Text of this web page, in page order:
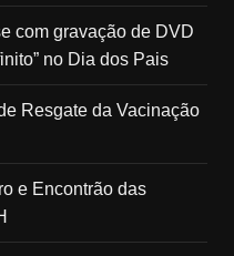
com gravação de DVD
no Dia dos Pais
Resgate da Vacinação
e Encontrão das